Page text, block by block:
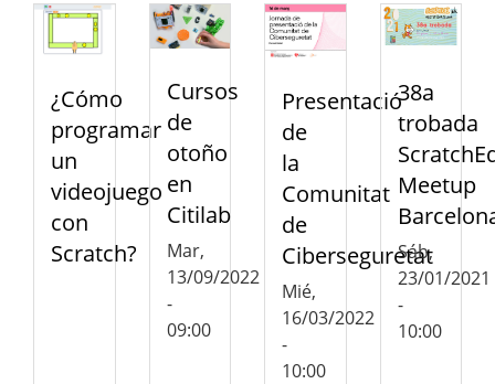
¿Cómo
programar
un
videojuego
con
Scratch?
Cursos
de
otoño
en
Citilab
Mar,
13/09/2022
-
09:00
Presentació
de
la
Comunitat
de
Ciberseguretat
Mié,
16/03/2022
-
10:00
38a
trobada
Meetup
Sáb,
23/01/2021
-
10:00